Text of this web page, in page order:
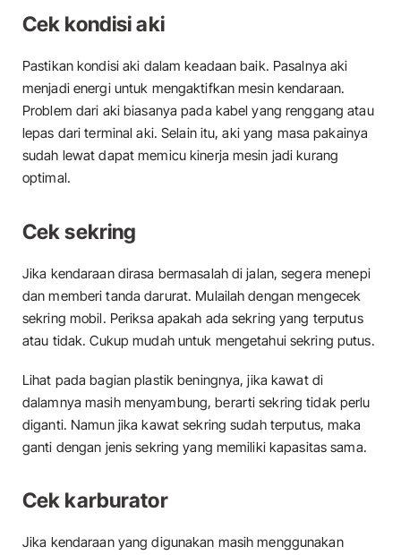
Cek kondisi aki
Pastikan kondisi aki dalam keadaan baik. Pasalnya aki
menjadi energi untuk mengaktifkan mesin kendaraan.
Problem dari aki biasanya pada kabel yang renggang atau
lepas dari terminal aki. Selain itu, aki yang masa pakainya
sudah lewat dapat memicu kinerja mesin jadi kurang
optimal.
Cek sekring
Jika kendaraan dirasa bermasalah di jalan, segera menepi
dan memberi tanda darurat. Mulailah dengan mengecek
sekring mobil. Periksa apakah ada sekring yang terputus
atau tidak. Cukup mudah untuk mengetahui sekring putus.
Lihat pada bagian plastik beningnya, jika kawat di
dalamnya masih menyambung, berarti sekring tidak perlu
diganti. Namun jika kawat sekring sudah terputus, maka
ganti dengan jenis sekring yang memiliki kapasitas sama.
Cek karburator
Jika kendaraan yang digunakan masih menggunakan